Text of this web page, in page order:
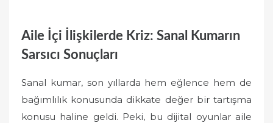
Aile İçi İlişkilerde Kriz: Sanal Kumarın
Sarsıcı Sonuçları
Sanal kumar, son yıllarda hem eğlence hem de
bağımlılık konusunda dikkate değer bir tartışma
konusu haline geldi. Peki, bu dijital oyunlar aile